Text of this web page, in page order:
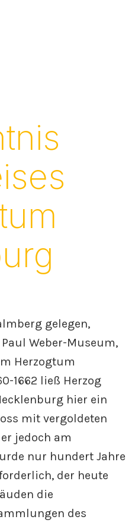
gelegen,
Weber-Museum,
Herzogtum
1662 ließ Herzog
hier ein
mit vergoldeten
jedoch am
nur hundert Jahre
der heute
die
des